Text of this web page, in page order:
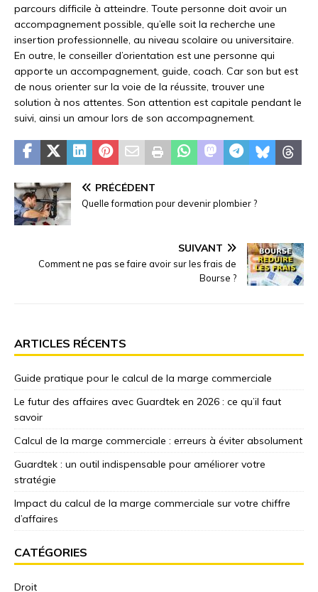
parcours difficile à atteindre. Toute personne doit avoir un
accompagnement possible, qu’elle soit la recherche une
insertion professionnelle, au niveau scolaire ou universitaire.
En outre, le conseiller d’orientation est une personne qui
apporte un accompagnement, guide, coach. Car son but est
de nous orienter sur la voie de la réussite, trouver une
solution à nos attentes. Son attention est capitale pendant le
suivi, ainsi un amour lors de son accompagnement.
PRÉCÉDENT
Quelle formation pour devenir plombier ?
SUIVANT
Comment ne pas se faire avoir sur les frais de
Bourse ?
ARTICLES RÉCENTS
Guide pratique pour le calcul de la marge commerciale
Le futur des affaires avec Guardtek en 2026 : ce qu’il faut
savoir
Calcul de la marge commerciale : erreurs à éviter absolument
Guardtek : un outil indispensable pour améliorer votre
stratégie
Impact du calcul de la marge commerciale sur votre chiffre
d’affaires
CATÉGORIES
Droit